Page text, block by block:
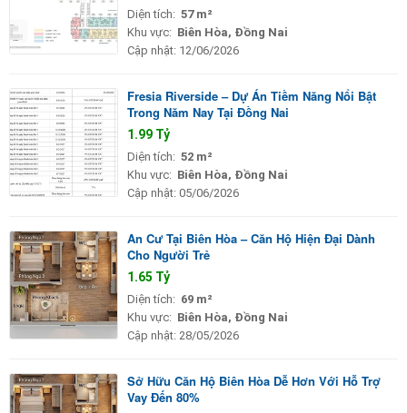
Diện tích: 57 m²
Khu vực: Biên Hòa, Đồng Nai
Cập nhật: 12/06/2026
Fresia Riverside – Dự Án Tiềm Năng Nổi Bật
Trong Năm Nay Tại Đồng Nai
1.99 Tỷ
Diện tích: 52 m²
Khu vực: Biên Hòa, Đồng Nai
Cập nhật: 05/06/2026
An Cư Tại Biên Hòa – Căn Hộ Hiện Đại Dành
Cho Người Trẻ
1.65 Tỷ
Diện tích: 69 m²
Khu vực: Biên Hòa, Đồng Nai
Cập nhật: 28/05/2026
Sở Hữu Căn Hộ Biên Hòa Dễ Hơn Với Hỗ Trợ
Vay Đến 80%